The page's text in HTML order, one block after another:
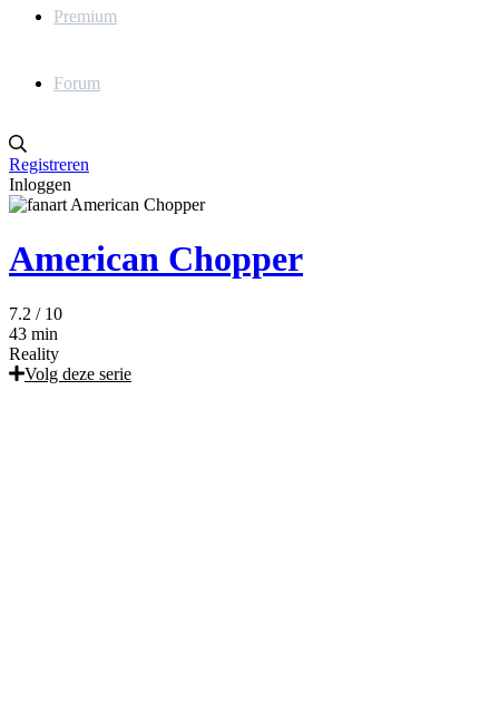
Premium
Forum
Registreren
Inloggen
American Chopper
7.2 / 10
43 min
Reality
Volg deze serie